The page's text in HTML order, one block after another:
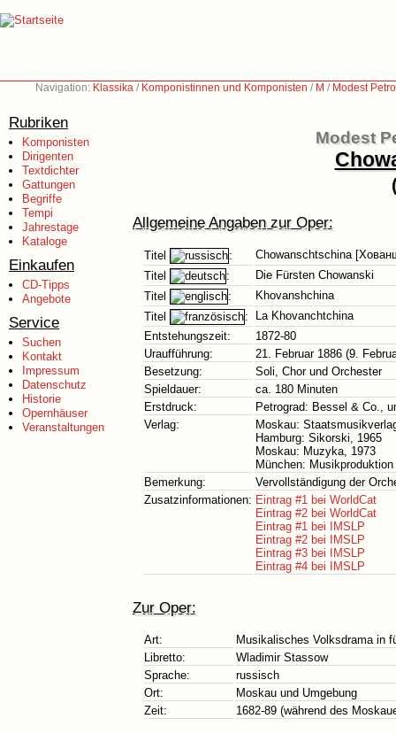
Navigation: Klassika / Komponistinnen und Komponisten / M / Modest
Rubriken
Komponisten
Dirigenten
Textdichter
Gattungen
Begriffe
Tempi
Jahrestage
Kataloge
Einkaufen
CD-Tipps
Angebote
Service
Suchen
Kontakt
Impressum
Datenschutz
Historie
Opernhäuser
Veranstaltungen
Modest
Allgemeine Angaben zur Oper:
Titel :
Chowanschtschina
Titel
:
Die Fürsten Chowanski
Titel
:
Khovanshchina
Titel
:
La Khovanchtchina
Entstehungszeit:
1872-80
Uraufführung:
21. Februar 1886 (9.
Besetzung:
Soli, Chor und Orchester
Spieldauer:
ca. 180 Minuten
Erstdruck:
Petrograd: Bessel & Co.,
Verlag:
Moskau:
Hamburg: Sikorski, 1965
Moskau: Muzyka, 1973
München:
Bemerkung:
Vervollständigung der
Zusatzinformationen: Eintrag #1 bei WorldCat
Eintrag #2 bei WorldCat
Eintrag #1 bei IMSLP
Eintrag #2 bei IMSLP
Eintrag #3 bei IMSLP
Eintrag #4 bei IMSLP
Zur Oper:
Art:
Musikalisches Volksdrama in
Libretto:
Wladimir Stassow
Sprache:
russisch
Ort:
Moskau und Umgebung
Zeit:
1682-89 (während des